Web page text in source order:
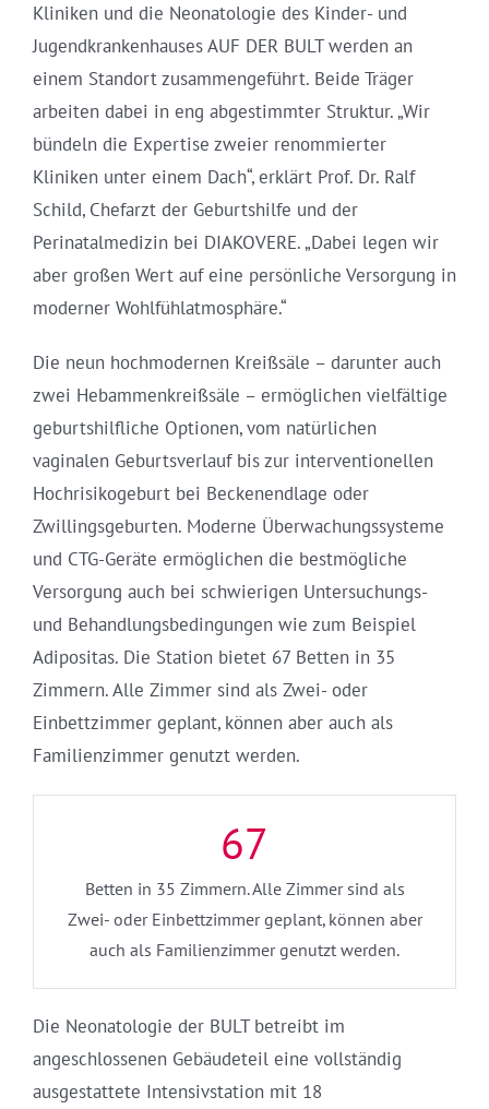
Kliniken und die Neonatologie des Kinder- und
Jugendkrankenhauses AUF DER BULT werden an
einem Standort zusammengeführt. Beide Träger
arbeiten dabei in eng abgestimmter Struktur. „Wir
bündeln die Expertise zweier renommierter
Kliniken unter einem Dach“, erklärt Prof. Dr. Ralf
Schild, Chefarzt der Geburtshilfe und der
Perinatalmedizin bei DIAKOVERE. „Dabei legen wir
aber großen Wert auf eine persönliche Versorgung in
moderner Wohlfühlatmosphäre.“
Die neun hochmodernen Kreißsäle – darunter auch
zwei Hebammenkreißsäle – ermöglichen vielfältige
geburtshilfliche Optionen, vom natürlichen
vaginalen Geburtsverlauf bis zur interventionellen
Hochrisikogeburt bei Beckenendlage oder
Zwillingsgeburten. Moderne Überwachungssysteme
und CTG-Geräte ermöglichen die bestmögliche
Versorgung auch bei schwierigen Untersuchungs-
und Behandlungsbedingungen wie zum Beispiel
Adipositas. Die Station bietet 67 Betten in 35
Zimmern. Alle Zimmer sind als Zwei- oder
Einbettzimmer geplant, können aber auch als
Familienzimmer genutzt werden.
67
Betten in 35 Zimmern. Alle Zimmer sind als
Zwei- oder Einbettzimmer geplant, können aber
auch als Familienzimmer genutzt werden.
Die Neonatologie der BULT betreibt im
angeschlossenen Gebäudeteil eine vollständig
ausgestattete Intensivstation mit 18